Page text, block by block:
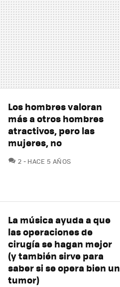
Los hombres valoran
más a otros hombres
atractivos, pero las
mujeres, no
2 COMENTARIOS
HACE 5 AÑOS
La música ayuda a que
las operaciones de
cirugía se hagan mejor
(y también sirve para
saber si se opera bien un
tumor)